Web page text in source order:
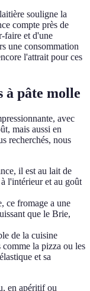
souligne la
compte près de
faire et d'une
une consommation
l'attrait pour ces
à pâte molle
avec
mais aussi en
recherchés, nous
il est au lait de
l'intérieur et au goût
ce fromage a une
que le Brie,
de la cuisine
la pizza ou les
et sa
en apéritif ou